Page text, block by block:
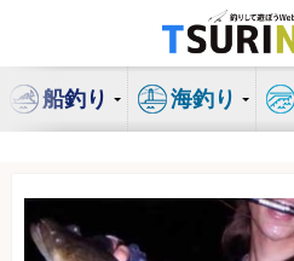
ン
船釣り 海釣り